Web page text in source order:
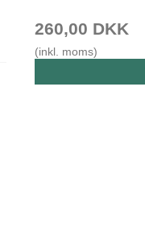
260,00 DKK
(inkl. moms)